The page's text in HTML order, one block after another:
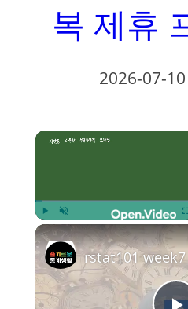
복 제휴
2026-07-10
Play Unmute
rstat101 week7